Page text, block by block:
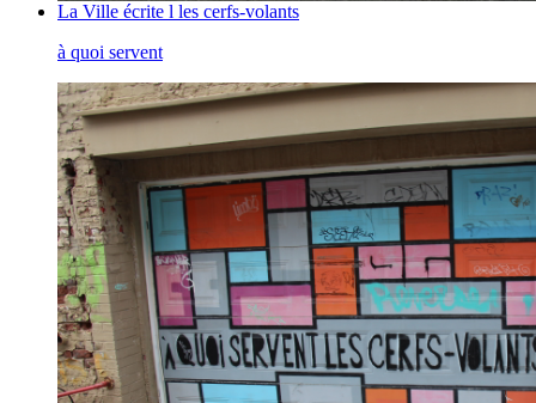
La Ville écrite l les cerfs-volants
à quoi servent